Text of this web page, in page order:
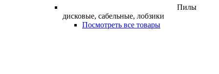
Пилы
дисковые, сабельные, лобзики
Посмотреть все товары